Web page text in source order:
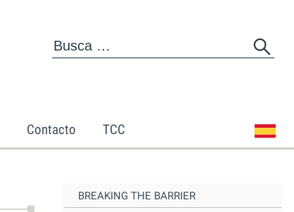
Contacto TCC
BREAKING THE BARRIER